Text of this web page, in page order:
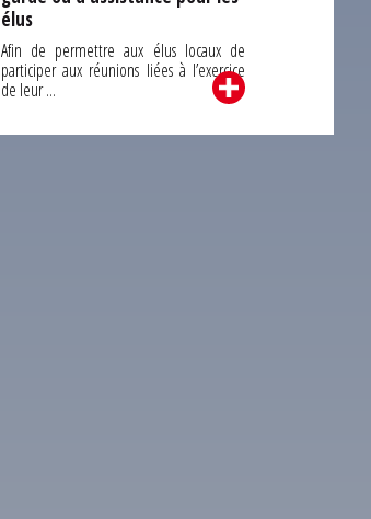
élus
Afin de permettre aux élus locaux de
participer aux réunions liées à l’exercice
de leur ...